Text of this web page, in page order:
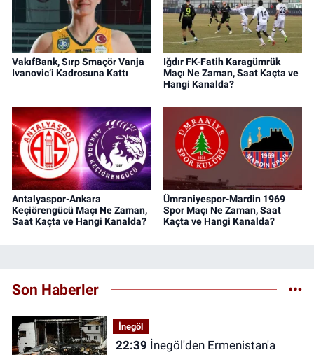
VakıfBank, Sırp Smaçör Vanja
Ivanovic’i Kadrosuna Kattı
Iğdır FK-Fatih Karagümrük
Maçı Ne Zaman, Saat Kaçta ve
Hangi Kanalda?
Antalyaspor-Ankara
Keçiörengücü Maçı Ne Zaman,
Saat Kaçta ve Hangi Kanalda?
Ümraniyespor-Mardin 1969
Spor Maçı Ne Zaman, Saat
Kaçta ve Hangi Kanalda?
Son Haberler
İnegöl
22:39